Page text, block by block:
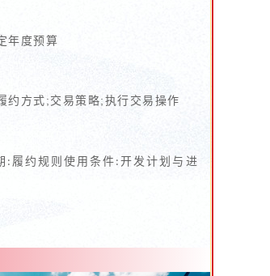
年度预算
约方式;交易策略;执行交易操作
: 履约规则使用条件 : 开发计划与进